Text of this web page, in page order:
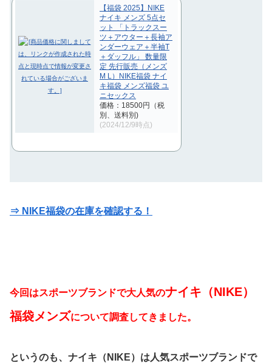
【福袋 2025】NIKE
ナイキ メンズ 5点セ
ット 「トラックスー
ツ＋アウター＋長袖ア
ンダーウェア＋半袖T
＋ダッフル」 数量限
定 先行販売（メンズ
M L）NIKE福袋 ナイ
キ福袋 メンズ福袋 ユ
ニセックス
価格：18500円（税
別、送料別)
(2024/12/9時点)
⇒ NIKE福袋の在庫を確認する！
今回はスポーツブランドで大人気のナイキ（NIKE）
福袋メンズについて調査してきました。
というのも、ナイキ（NIKE）は人気スポーツブランドで